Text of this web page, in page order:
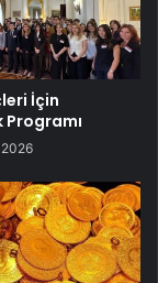
İçin